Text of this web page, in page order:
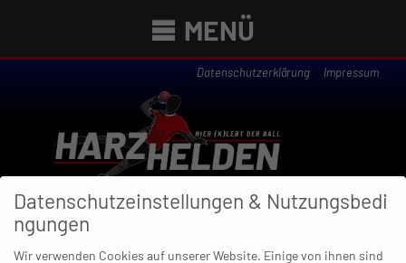
MENÜ
Datenschutzerklärung Impressum
Datenschutzeinstellungen & Nutzungsbedi
ngungen
Wir verwenden Cookies auf unserer Website. Einige von ihnen sind